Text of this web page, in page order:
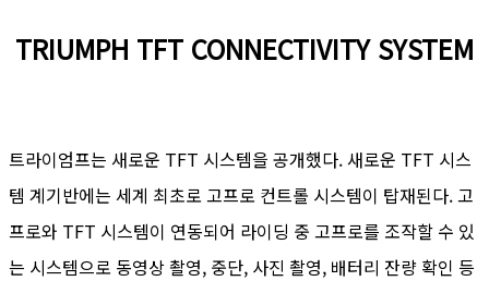
TRIUMPH TFT CONNECTIVITY SYSTEM
트라이엄프는 새로운 TFT 시스템을 공개했다. 새로운 TFT 시스
템 계기반에는 세계 최초로 고프로 컨트롤 시스템이 탑재된다. 고
프로와 TFT 시스템이 연동되어 라이딩 중 고프로를 조작할 수 있
는 시스템으로 동영상 촬영, 중단, 사진 촬영, 배터리 잔량 확인 등